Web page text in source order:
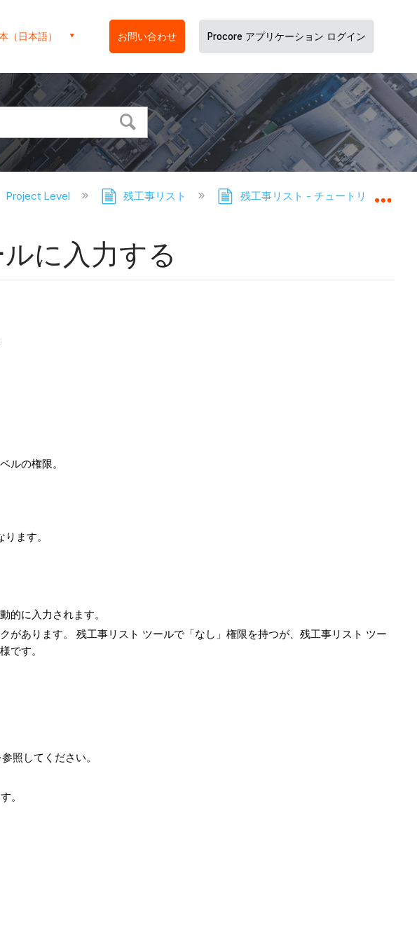
（日本語） お問い合わせ Procore アプリケーション ログイン
Project Level 残工事リスト 残工事リスト - チュートリアル
に入力する
ルの権限。
ます。
的に入力されます。
あります。 残工事リスト ツールで「なし」権限を持つが、残工事リスト ツー
です。
参照してください。
。